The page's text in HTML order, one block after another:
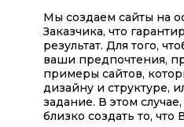
Мы создаем сайты на
Заказчика, что
результат. Для того,
ваши предпочтения,
примеры сайтов,
дизайну и структуре,
задание. В этом
близко создать то,